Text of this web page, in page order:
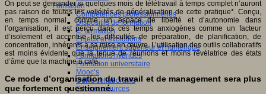
Formation
Compétences professionnelles
Dispositifs de formation
E- formation
Enjeux et évolutions
Enseignement supérieur et numérique
Formations hybrides
Formation universitaire
Mooc’s
Outils collaboratifs
Sites ressources
On peut se demander si quelques mois de télétravail à temps complet n’auront
pas raison de toutes les velléités de généralisation de cette pratique*. Conçu,
en temps normal, comme un espace de liberté et d’autonomie dans
l’organisation, il est perçu dans ces temps anxiogènes comme un facteur
d’isolement et accentue les difficultés de préparation, de planification, de
concentration, inhérents à sa mise en œuvre. L’utilisation des outils collaboratifs
est moins évidente que la tenue de réunions et moins révélatrice des états
d’âme que la machine à café.
Ce mode d’organisation du travail et de management sera plus
que fortement questionné.